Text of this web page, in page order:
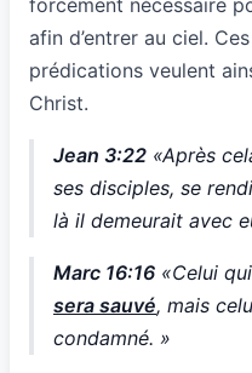
forcément nécessaire
afin d’entrer au ciel.
prédications veulent
Christ.
Jean 3:22 «Après
ses disciples, se
là il demeurait avec
Marc 16:16 «Celui
sera sauvé, mais
condamné. »